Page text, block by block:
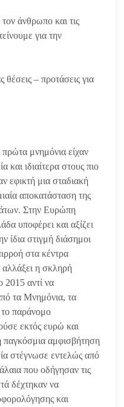
άνθρωπο και τις
για την
θέσεις – προτάσεις για
πρώτα μνημόνια είχαν
και ιδιαίτερα στους πιο
εφικτή μια σταδιακή
αποκατάσταση της
Στην Ευρώπη
υποφέρει και αξίζει
ίδια στιγμή διάσημοι
στα κέντρα
η σκληρή
αντί να
τα Μνημόνια, τα
παράνομο
εκτός ευρώ και
παγκόσμια αμφισβήτηση
στέγνωσε εντελώς από
που οδήγησαν τις
δέχτηκαν να
και